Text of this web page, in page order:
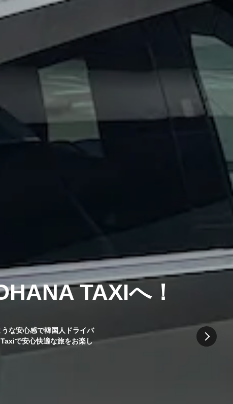
TAXIへ！
な安心感で韓国人ドライバ
で安心快適な旅をお楽し